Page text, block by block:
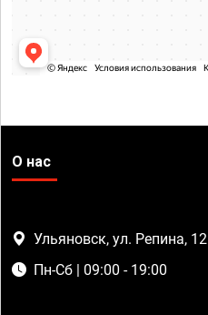
О нас
Ульяновск, ул. Репина, 12
Пн-Сб | 09:00 - 19:00